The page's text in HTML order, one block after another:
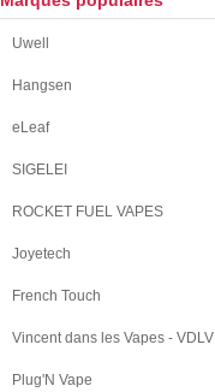
Uwell
Hangsen
eLeaf
SIGELEI
ROCKET FUEL VAPES
Joyetech
French Touch
Vincent dans les Vapes - VDLV
Plug'N Vape